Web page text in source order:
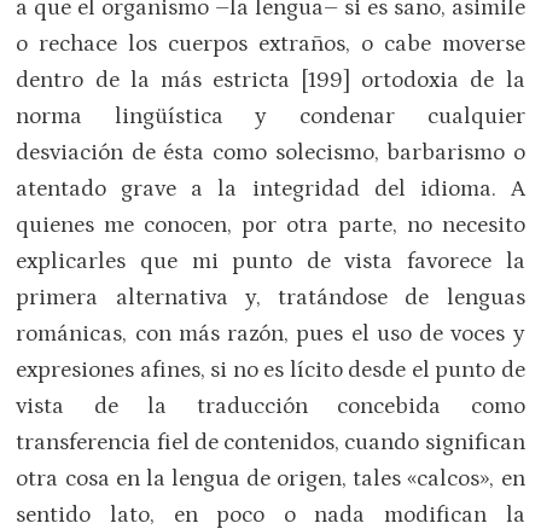
a que el organismo –la lengua– si es sano, asimile
o rechace los cuerpos extraños, o cabe moverse
dentro de la más estricta [199] ortodoxia de la
norma lingüística y condenar cualquier
desviación de ésta como solecismo, barbarismo o
atentado grave a la integridad del idioma. A
quienes me conocen, por otra parte, no necesito
explicarles que mi punto de vista favorece la
primera alternativa y, tratándose de lenguas
románicas, con más razón, pues el uso de voces y
expresiones afines, si no es lícito desde el punto de
vista de la traducción concebida como
transferencia fiel de contenidos, cuando significan
otra cosa en la lengua de origen, tales «calcos», en
sentido lato, en poco o nada modifican la